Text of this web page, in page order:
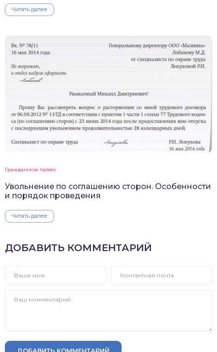
Читать далее
Гражданское право
Увольнение по соглашению сторон. Особенности
и порядок проведения
Читать далее
ДОБАВИТЬ КОММЕНТАРИЙ
ДОБАВИТЬ КОММЕНТАРИЙ